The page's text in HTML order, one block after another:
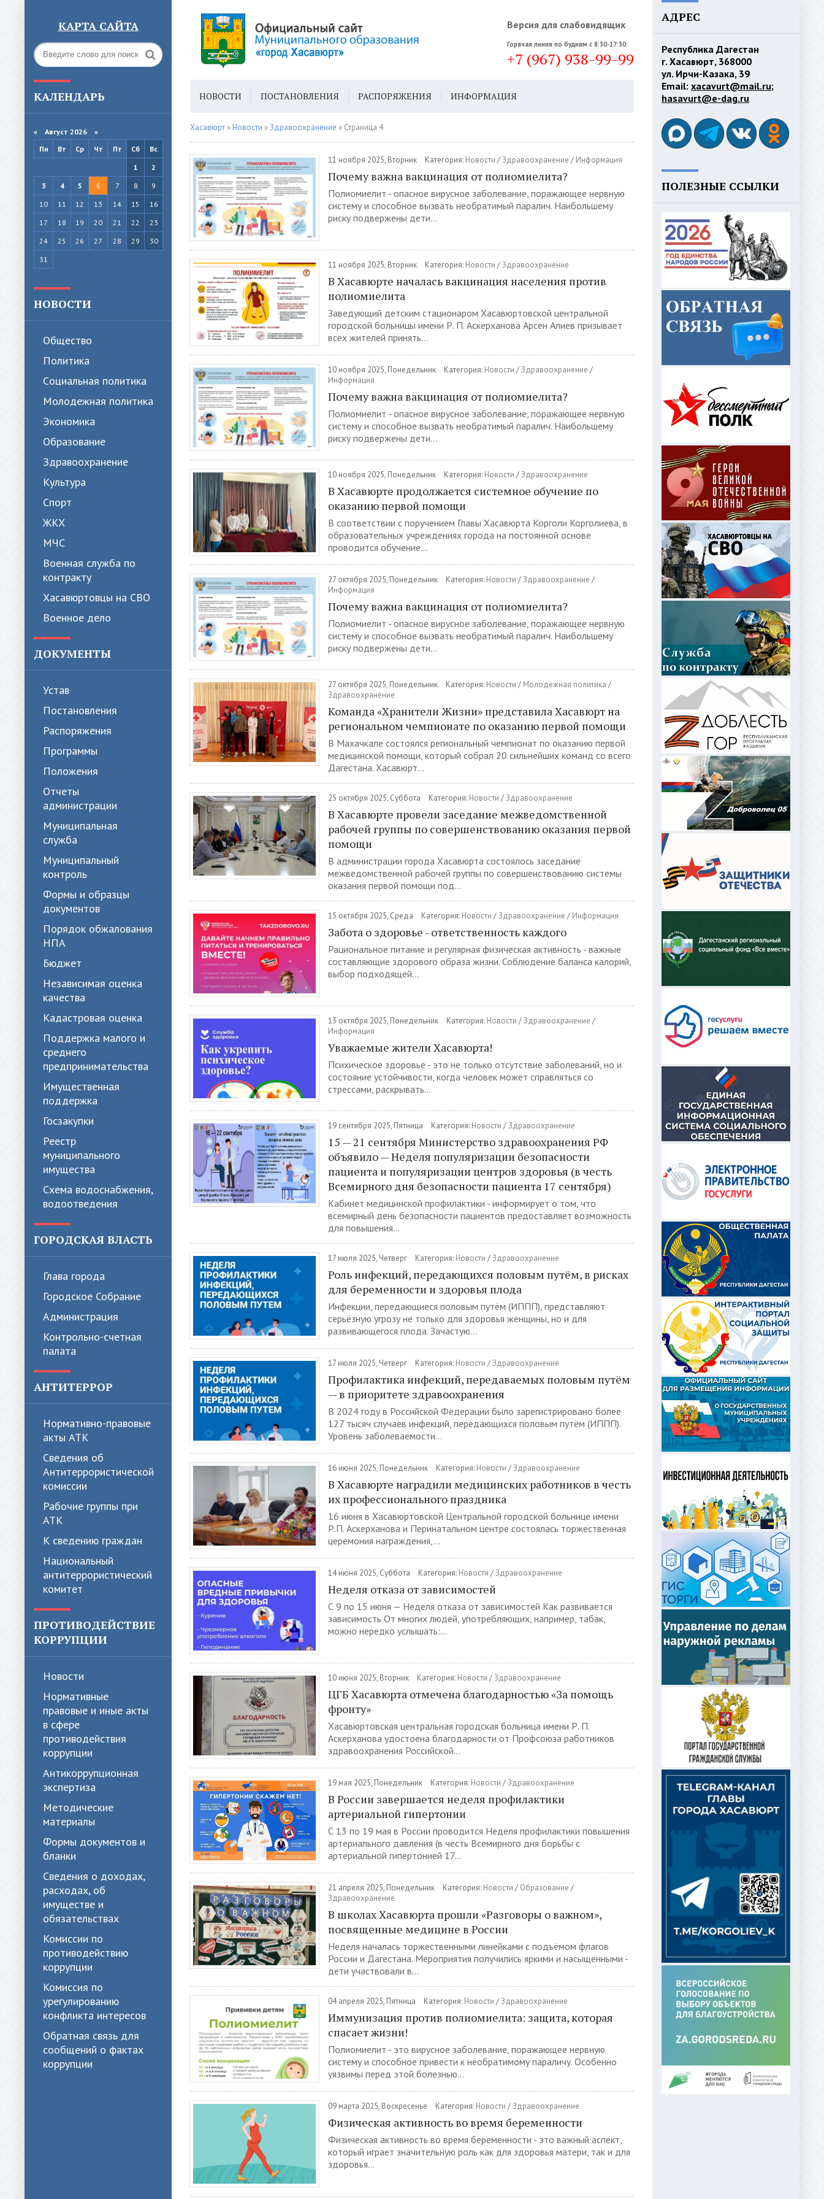
КАРТА САЙТА Версия для слабовидящих
Горячая линия по будням с 8:30-17:30:
+7 (967) 938-99-99
КАЛЕНДАРЬ
« Август 2026 »
Пн
Вт Ср Чт Пт Сб
Вс
1
2
3
4 5 6 7 8
9
10
11 12 13 14 15
16
17
18 19 20 21 22
23
24
25 26 27 28 29
30
31
НОВОСТИ
Общество
Политика
Cоциальная политика
Молодежная политика
Экономика
Образование
Здравоохранение
Культура
Спорт
ЖКХ
МЧС
Военная служба по
контракту
Хасавюртовцы на СВО
Военное дело
ДОКУМЕНТЫ
Устав
Постановления
Распоряжения
Программы
Положения
Отчеты
администрации
Муниципальная
служба
Муниципальный
контроль
Формы и образцы
документов
Порядок обжалования
НПА
Бюджет
Независимая оценка
качества
Кадастровая оценка
Поддержка малого и
среднего
предпринимательства
Имущественная
поддержка
Госзакупки
Реестр
муниципального
имущества
Схема водоснабжения,
водоотведения
ГОРОДСКАЯ ВЛАСТЬ
Глава города
Городское Собрание
Администрация
Контрольно-счетная
палата
АНТИТЕРРОР
Нормативно-правовые
акты АТК
Сведения об
Антитеррористической
комиссии
Рабочие группы при
АТК
К сведению граждан
Национальный
антитеррористический
комитет
ПРОТИВОДЕЙСТВИЕ
КОРРУПЦИИ
Новости
Нормативные
правовые и иные акты
в сфере
противодействия
коррупции
Антикоррупционная
экспертиза
Методические
материалы
Формы документов и
бланки
Сведения о доходах,
расходах, об
имуществе и
обязательствах
Комиссии по
противодействию
коррупции
Комиссия по
урегулированию
конфликта интересов
Обратная связь для
сообщений о фактах
коррупции
НОВОСТИ ПОСТАНОВЛЕНИЯ РАСПОРЯЖЕНИЯ ИНФОРМАЦИЯ
ГОРОДСКАЯ СРЕДА ГЕН. ПЛАН
Хасавюрт » Новости »Здравоохранение » Страница 4
11 ноября 2025, Вторник Категория: Новости /Здравоохранение / Информация
Почему важна вакцинация от полиомиелита?
Полиомиелит - опасное вирусное заболевание, поражающее нервную
систему и способное вызвать необратимый паралич. Наибольшему
риску подвержены дети...
11 ноября 2025, Вторник Категория: Новости /Здравоохранение
В Хасавюрте началась вакцинация населения против
полиомиелита
Заведующий детским стационаром Хасавюртовской центральной
городской больницы имени Р. П. Аскерханова Арсен Алиев призывает
всех жителей принять...
10 ноября 2025, Понедельник Категория: Новости /Здравоохранение /
Информация
Почему важна вакцинация от полиомиелита?
Полиомиелит - опасное вирусное заболевание, поражающее нервную
систему и способное вызвать необратимый паралич. Наибольшему
риску подвержены дети...
10 ноября 2025, Понедельник Категория: Новости /Здравоохранение
В Хасавюрте продолжается системное обучение по
оказанию первой помощи
В соответствии с поручением Главы Хасавюрта Корголи Корголиева, в
образовательных учреждениях города на постоянной основе
проводится обучение...
27 октября 2025, Понедельник Категория: Новости /Здравоохранение /
Информация
Почему важна вакцинация от полиомиелита?
Полиомиелит - опасное вирусное заболевание, поражающее нервную
систему и способное вызвать необратимый паралич. Наибольшему
риску подвержены дети...
27 октября 2025, Понедельник Категория: Новости / Молодежная политика /
Здравоохранение
Команда «Хранители Жизни» представила Хасавюрт на
региональном чемпионате по оказанию первой помощи
В Махачкале состоялся региональный чемпионат по оказанию первой
медицинской помощи, который собрал 20 сильнейших команд со всего
Дагестана. Хасавюрт...
25 октября 2025, Суббота Категория: Новости /Здравоохранение
В Хасавюрте провели заседание межведомственной
рабочей группы по совершенствованию оказания первой
помощи
В администрации города Хасавюрта состоялось заседание
межведомственной рабочей группы по совершенствованию системы
оказания первой помощи под...
15 октября 2025, Среда Категория: Новости /Здравоохранение / Информация
Забота о здоровье - ответственность каждого
Рациональное питание и регулярная физическая активность - важные
составляющие здорового образа жизни. Соблюдение баланса калорий,
выбор подходящей...
13 октября 2025, Понедельник Категория: Новости /Здравоохранение /
Информация
Уважаемые жители Хасавюрта!
Психическое здоровье - это не только отсутствие заболеваний, но и
состояние устойчивости, когда человек может справляться со
стрессами, раскрывать...
19 сентября 2025, Пятница Категория: Новости /Здравоохранение
15 — 21 сентября Министерство здравоохранения РФ
объявило — Неделя популяризации безопасности
пациента и популяризации центров здоровья (в честь
Всемирного дня безопасности пациента 17 сентября)
Кабинет медицинской профилактики - информирует о том, что
всемирный день безопасности пациентов предоставляет возможность
для повышения...
17 июля 2025, Четверг Категория: Новости /Здравоохранение
Роль инфекций, передающихся половым путём, в рисках
для беременности и здоровья плода
Инфекции, передающиеся половым путём (ИППП), представляют
серьёзную угрозу не только для здоровья женщины, но и для
развивающегося плода. Зачастую...
17 июля 2025, Четверг Категория: Новости /Здравоохранение
Профилактика инфекций, передаваемых половым путём
— в приоритете здравоохранения
В 2024 году в Российской Федерации было зарегистрировано более
127 тысяч случаев инфекций, передающихся половым путём (ИППП).
Уровень заболеваемости...
16 июня 2025, Понедельник Категория: Новости /Здравоохранение
В Хасавюрте наградили медицинских работников в честь
их профессионального праздника
16 июня в Хасавюртовской Центральной городской больнице имени
Р.П. Аскерханова и Перинатальном центре состоялась торжественная
церемония награждения,...
14 июня 2025, Суббота Категория: Новости /Здравоохранение
Неделя отказа от зависимостей
С 9 по 15 июня — Неделя отказа от зависимостей Как развивается
зависимость От многих людей, употребляющих, например, табак,
можно нередко услышать:...
10 июня 2025, Вторник Категория: Новости /Здравоохранение
ЦГБ Хасавюрта отмечена благодарностью «За помощь
фронту»
Хасавюртовская центральная городская больница имени Р. П.
Аскерханова удостоена благодарности от Профсоюза работников
здравоохранения Российской...
19 мая 2025, Понедельник Категория: Новости /Здравоохранение
В России завершается неделя профилактики
артериальной гипертонии
С 13 по 19 мая в России проводится Неделя профилактики повышения
артериального давления (в честь Всемирного дня борьбы с
артериальной гипертонией 17...
21 апреля 2025, Понедельник Категория: Новости / Образование /
Здравоохранение
В школах Хасавюрта прошли «Разговоры о важном»,
посвященные медицине в России
Неделя началась торжественными линейками с подъёмом флагов
России и Дагестана. Мероприятия получились яркими и насыщенными -
дети участвовали в...
04 апреля 2025, Пятница Категория: Новости /Здравоохранение
Иммунизация против полиомиелита: защита, которая
спасает жизни!
Полиомиелит - это вирусное заболевание, поражающее нервную
систему и способное привести к необратимому параличу. Особенно
уязвимы перед этой болезнью...
09 марта 2025, Воскресенье Категория: Новости /Здравоохранение
Физическая активность во время беременности
Физическая активность во время беременности - это важный аспект,
который играет значительную роль как для здоровья матери, так и для
здоровья...
АДРЕС
Республика Дагестан
г. Хасавюрт, 368000
ул. Ирчи-Казака, 39
Email: xacavurt@mail.ru;
hasavurt@e-dag.ru
ПОЛЕЗНЫЕ ССЫЛКИ